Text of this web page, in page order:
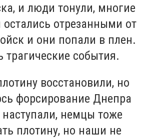
и люди тонули, многие
остались отрезанными от
и они попали в плен.
трагические события.
восстановили, но
форсирование Днепра
немцы тоже
плотину, но наши не